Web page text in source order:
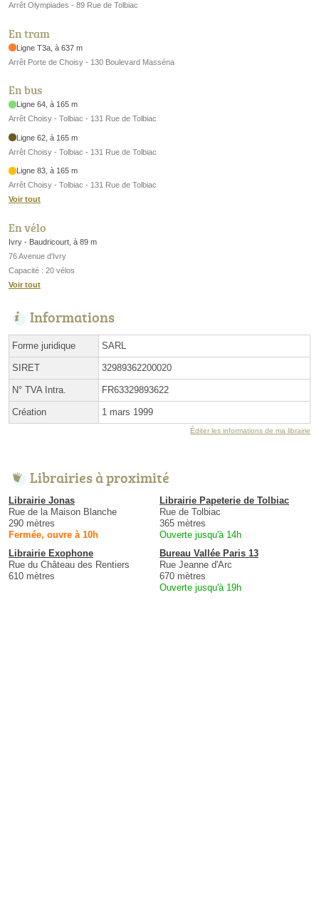
Arrêt Olympiades - 89 Rue de Tolbiac
En tram
Ligne T3a, à 637 m
Arrêt Porte de Choisy - 130 Boulevard Masséna
En bus
Ligne 64, à 165 m
Arrêt Choisy - Tolbiac - 131 Rue de Tolbiac
Ligne 62, à 165 m
Arrêt Choisy - Tolbiac - 131 Rue de Tolbiac
Ligne 83, à 165 m
Arrêt Choisy - Tolbiac - 131 Rue de Tolbiac
Voir tout
En vélo
Ivry - Baudricourt, à 89 m
76 Avenue d'Ivry
Capacité : 20 vélos
Voir tout
Informations
Forme juridique SARL
SIRET 32989362200020
N° TVA Intra. FR63329893622
Création 1 mars 1999
Éditer les informations de ma librairie
Librairies à proximité
Librairie Jonas
Rue de la Maison Blanche
290 mètres
Fermée, ouvre à 10h
Librairie Papeterie de Tolbiac
Rue de Tolbiac
365 mètres
Ouverte jusqu'à 14h
Librairie Exophone
Rue du Château des Rentiers
610 mètres
Bureau Vallée Paris 13
Rue Jeanne d'Arc
670 mètres
Ouverte jusqu'à 19h